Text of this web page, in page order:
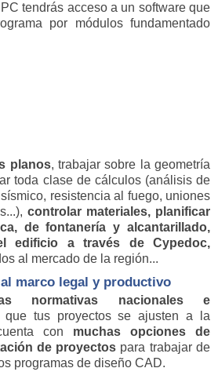
tendrás acceso a un software que
por módulos fundamentado
planos, trabajar sobre la geometría
toda clase de cálculos (análisis de
resistencia al fuego, uniones
controlar materiales, planificar
de fontanería y alcantarillado,
edificio a través de Cypedoc,
al mercado de la región...
al marco legal y productivo
normativas nacionales e
que tus proyectos se ajusten a la
con muchas opciones de
de proyectos para trabajar de
programas de diseño CAD.